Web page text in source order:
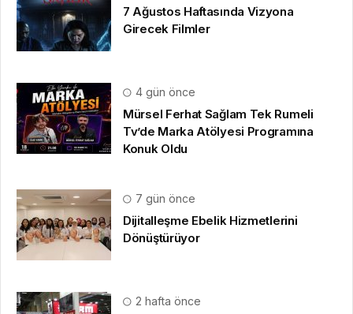
7 Ağustos Haftasında Vizyona
Girecek Filmler
4 gün önce
Mürsel Ferhat Sağlam Tek Rumeli
Tv’de Marka Atölyesi Programına
Konuk Oldu
7 gün önce
Dijitalleşme Ebelik Hizmetlerini
Dönüştürüyor
2 hafta önce